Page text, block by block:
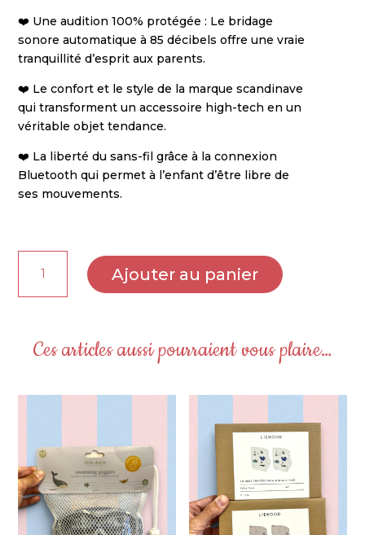
❤️ Une audition 100% protégée : Le bridage
sonore automatique à 85 décibels offre une vraie
tranquillité d’esprit aux parents.
❤️ Le confort et le style de la marque scandinave
qui transforment un accessoire high-tech en un
véritable objet tendance.
❤️ La liberté du sans-fil grâce à la connexion
Bluetooth qui permet à l’enfant d’être libre de
ses mouvements.
Casque
Ajouter au panier
Ces articles aussi pourraient vous plaire…